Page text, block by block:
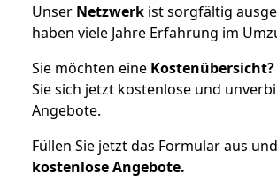
Unser Netzwerk ist sorgfältig
haben viele Jahre Erfahrung im
Sie möchten eine Kostenübersicht?
Sie sich jetzt kostenlose und
Angebote.
Füllen Sie jetzt das Formular aus
kostenloseAngebote.